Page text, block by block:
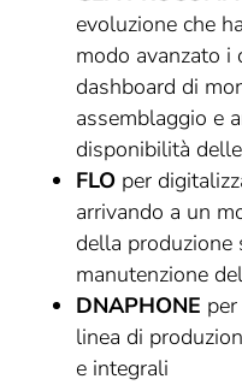
evoluzione che
modo avanzato i
dashboard di
assemblaggio e
disponibilità
FLO per
arrivando a un
della produzione
manutenzione
DNAPHONE
linea di
e integrali